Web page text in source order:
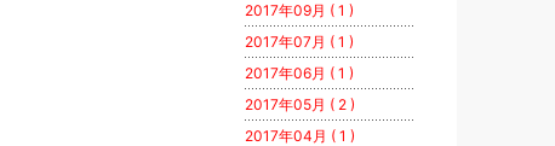
2017年09月 ( 1 )
2017年07月 ( 1 )
2017年06月 ( 1 )
2017年05月 ( 2 )
2017年04月 ( 1 )